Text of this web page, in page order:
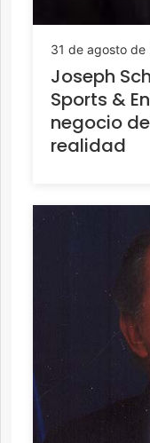
31 de agosto de
Joseph
Sports &
negocio
realidad